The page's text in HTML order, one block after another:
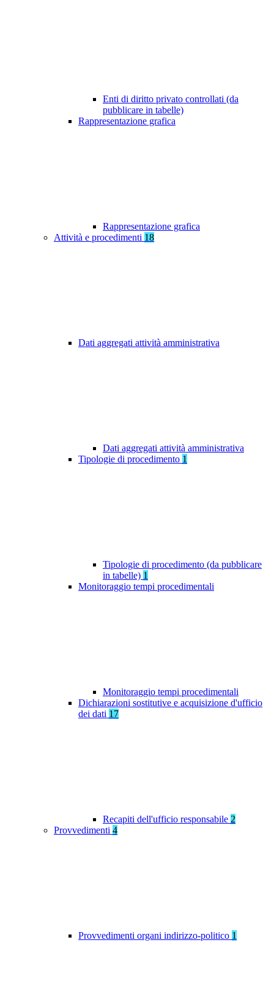
Enti di diritto privato controllati (da
pubblicare in tabelle)
Rappresentazione grafica
Rappresentazione grafica
Attività e procedimenti 18
Dati aggregati attività amministrativa
Dati aggregati attività amministrativa
Tipologie di procedimento 1
Tipologie di procedimento (da pubblicare
in tabelle) 1
Monitoraggio tempi procedimentali
Monitoraggio tempi procedimentali
Dichiarazioni sostitutive e acquisizione d'ufficio
dei dati 17
Recapiti dell'ufficio responsabile 2
Provvedimenti 4
Provvedimenti organi indirizzo-politico 1